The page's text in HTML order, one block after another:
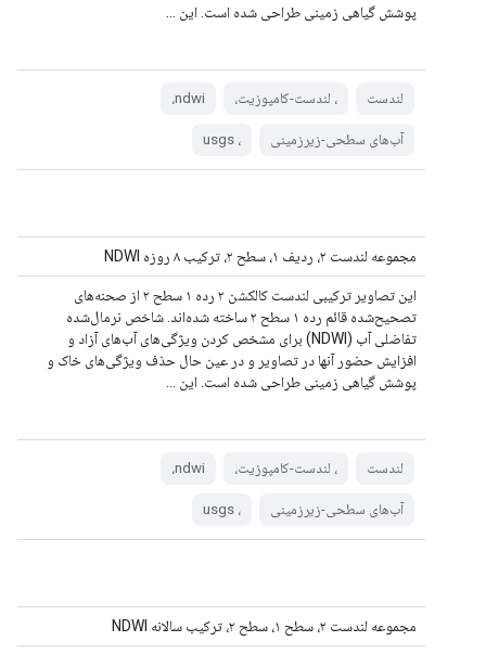
پوشش گیاهی زمینی طراحی شده است. این ...
لندست ، لندست-کامپوزیت، ndwi،
آب‌های سطحی-زیرزمینی ، usgs
مجموعه لندست ۲، ردیف ۱، سطح ۲، ترکیب ۸ روزه NDWI
این تصاویر ترکیبی لندست کالکشن ۲ رده ۱ سطح ۲ از صحنه‌های
تصحیح‌شده قائم رده ۱ سطح ۲ ساخته شده‌اند. شاخص نرمال‌شده
تفاضلی آب (NDWI) برای مشخص کردن ویژگی‌های آب‌های آزاد و
افزایش حضور آنها در تصاویر و در عین حال حذف ویژگی‌های خاک و
پوشش گیاهی زمینی طراحی شده است. این ...
لندست ، لندست-کامپوزیت، ndwi،
آب‌های سطحی-زیرزمینی ، usgs
مجموعه لندست ۲، سطح ۱، سطح ۲، ترکیب سالانه NDWI